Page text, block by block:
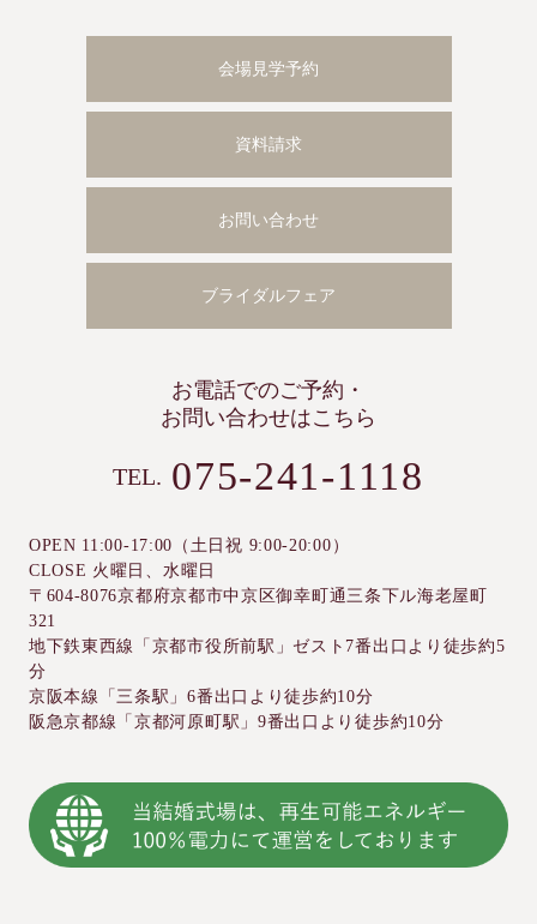
会場見学予約
資料請求
お問い合わせ
ブライダルフェア
お電話でのご予約・
お問い合わせはこちら
TEL. 075-241-1118
OPEN 11:00-17:00（土日祝 9:00-20:00）
CLOSE 火曜日、水曜日
〒604-8076京都府京都市中京区御幸町通三条下ル海老屋町
321
地下鉄東西線「京都市役所前駅」ゼスト7番出口より徒歩約5
分
京阪本線「三条駅」6番出口より徒歩約10分
阪急京都線「京都河原町駅」9番出口より徒歩約10分